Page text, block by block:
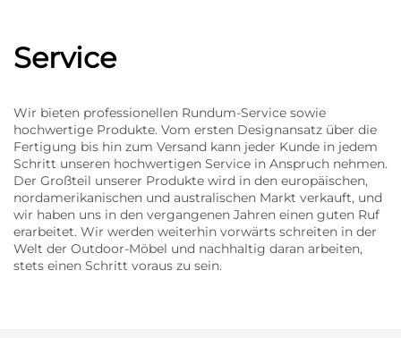
Service
Wir bieten professionellen Rundum-Service sowie
hochwertige Produkte. Vom ersten Designansatz über die
Fertigung bis hin zum Versand kann jeder Kunde in jedem
Schritt unseren hochwertigen Service in Anspruch nehmen.
Der Großteil unserer Produkte wird in den europäischen,
nordamerikanischen und australischen Markt verkauft, und
wir haben uns in den vergangenen Jahren einen guten Ruf
erarbeitet. Wir werden weiterhin vorwärts schreiten in der
Welt der Outdoor-Möbel und nachhaltig daran arbeiten,
stets einen Schritt voraus zu sein.